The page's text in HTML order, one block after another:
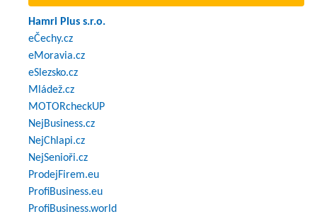
Hamri Plus s.r.o.
eČechy.cz
eMoravia.cz
eSlezsko.cz
Mládež.cz
MOTORcheckUP
NejBusiness.cz
NejChlapi.cz
NejSenioři.cz
ProdejFirem.eu
ProfiBusiness.eu
ProfiBusiness.world